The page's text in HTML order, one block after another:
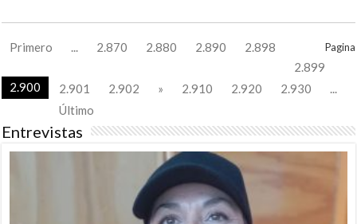
Pagina
Primero ... 2.870 2.880 2.890
2.898
2.899
2.900
2.901 2.902 » 2.910 2.920 2.930
...
Último
Entrevistas